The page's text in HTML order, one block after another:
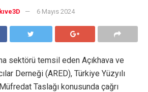
6 Mayıs 2024
sektörü temsil eden Açıkhava ve
Derneği (ARED), Türkiye Yüzyılı
Taslağı konusunda çağrı